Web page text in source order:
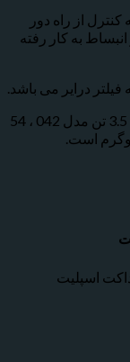
به کنترل از راه دور
کار رفته
وزن خالص یونیت داخلی داکت اسپلیت کولکس 3.5 تن مدل 042 ، 54